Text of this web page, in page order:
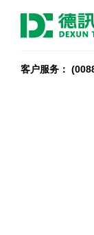
客户服务：